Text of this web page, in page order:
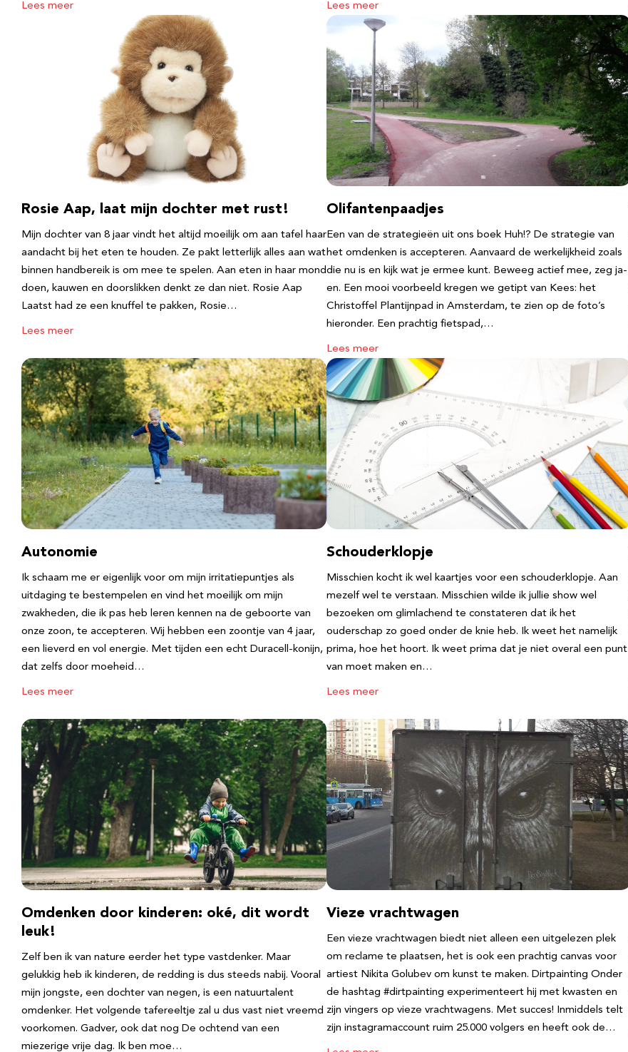
Lees meer Lees meer
Rosie Aap, laat mijn dochter met rust!
Mijn dochter van 8 jaar vindt het altijd moeilijk om aan tafel haar
aandacht bij het eten te houden. Ze pakt letterlijk alles aan wat
binnen handbereik is om mee te spelen. Aan eten in haar mond
doen, kauwen en doorslikken denkt ze dan niet. Rosie Aap
Laatst had ze een knuffel te pakken, Rosie…
Lees meer
Olifantenpaadjes
Een van de strategieën uit ons boek Huh!? De strategie van
het omdenken is accepteren. Aanvaard de werkelijkheid zoals
die nu is en kijk wat je ermee kunt. Beweeg actief mee, zeg ja-
en. Een mooi voorbeeld kregen we getipt van Kees: het
Christoffel Plantijnpad in Amsterdam, te zien op de foto’s
hieronder. Een prachtig fietspad,…
Lees meer
Autonomie
Ik schaam me er eigenlijk voor om mijn irritatiepuntjes als
uitdaging te bestempelen en vind het moeilijk om mijn
zwakheden, die ik pas heb leren kennen na de geboorte van
onze zoon, te accepteren. Wij hebben een zoontje van 4 jaar,
een lieverd en vol energie. Met tijden een echt Duracell-konijn,
dat zelfs door moeheid…
Lees meer
Schouderklopje
Misschien kocht ik wel kaartjes voor een schouderklopje. Aan
mezelf wel te verstaan. Misschien wilde ik jullie show wel
bezoeken om glimlachend te constateren dat ik het
ouderschap zo goed onder de knie heb. Ik weet het namelijk
prima, hoe het hoort. Ik weet prima dat je niet overal een punt
van moet maken en…
Lees meer
Omdenken door kinderen: oké, dit wordt
leuk!
Zelf ben ik van nature eerder het type vastdenker. Maar
gelukkig heb ik kinderen, de redding is dus steeds nabij. Vooral
mijn jongste, een dochter van negen, is een natuurtalent
omdenker. Het volgende tafereeltje zal u dus vast niet vreemd
voorkomen. Gadver, ook dat nog De ochtend van een
miezerige vrije dag. Ik ben moe…
Vieze vrachtwagen
Een vieze vrachtwagen biedt niet alleen een uitgelezen plek
om reclame te plaatsen, het is ook een prachtig canvas voor
artiest Nikita Golubev om kunst te maken. Dirtpainting Onder
de hashtag #dirtpainting experimenteert hij met kwasten en
zijn vingers op vieze vrachtwagens. Met succes! Inmiddels telt
zijn instagramaccount ruim 25.000 volgers en heeft ook de…